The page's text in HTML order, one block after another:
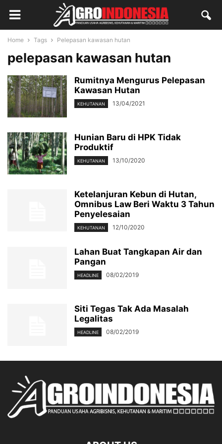
Home Tags Pelepasan kawasan hutan
pelepasan kawasan hutan
Rumitnya Mengurus Pelepasan
Kawasan Hutan
KEHUTANAN 13/04/2021
Hunian Baru di HPK Tidak
Produktif
KEHUTANAN 13/10/2020
Ketelanjuran Kebun di Hutan,
Omnibus Law Beri Waktu 3 Tahun
Penyelesaian
KEHUTANAN 12/10/2020
Lahan Buat Tangkapan Air dan
Pangan
HEADLINE 08/02/2019
Siti Tegas Tak Ada Masalah
Legalitas
HEADLINE 08/02/2019